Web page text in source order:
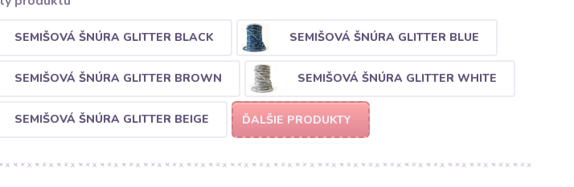
SEMIŠOVÁ ŠNÚRA GLITTER BLACK SEMIŠOVÁ ŠNÚRA GLITTER BLUE
SEMIŠOVÁ ŠNÚRA GLITTER BROWN SEMIŠOVÁ ŠNÚRA GLITTER WHITE
SEMIŠOVÁ ŠNÚRA GLITTER BEIGE ĎALŠIE PRODUKTY